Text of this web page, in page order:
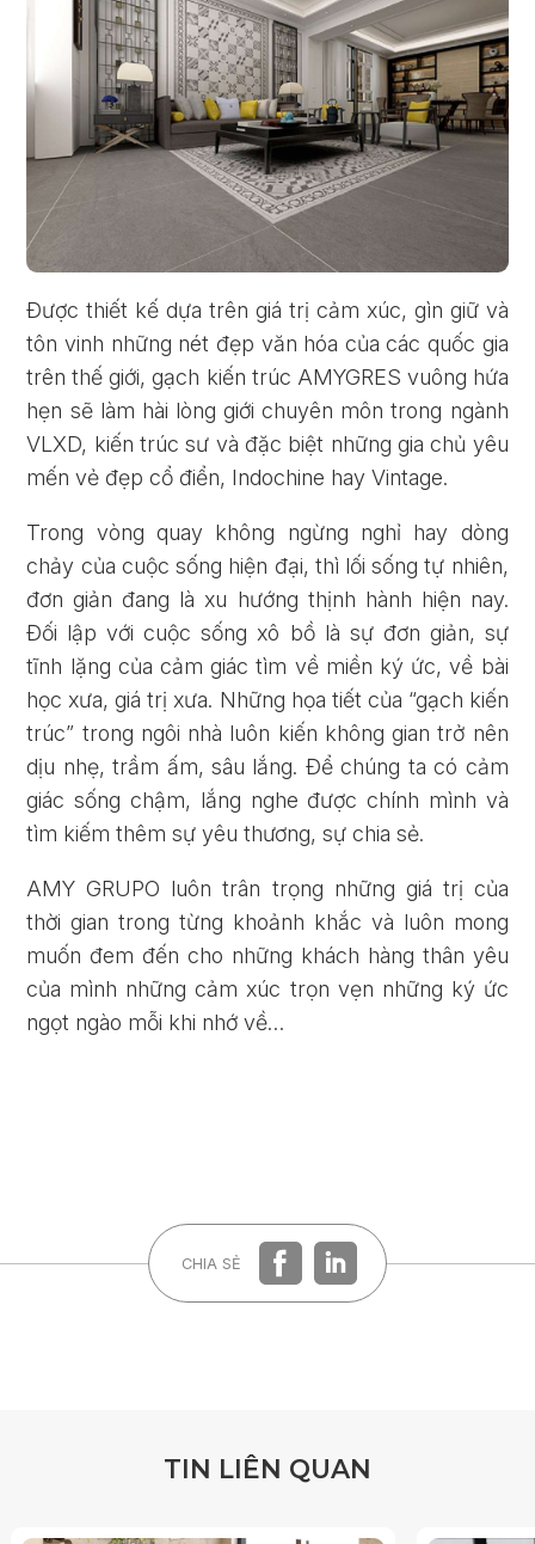
Được thiết kế dựa trên giá trị cảm xúc, gìn giữ và
tôn vinh những nét đẹp văn hóa của các quốc gia
trên thế giới, gạch kiến trúc AMYGRES vuông hứa
hẹn sẽ làm hài lòng giới chuyên môn trong ngành
VLXD, kiến trúc sư và đặc biệt những gia chủ yêu
mến vẻ đẹp cổ điển, Indochine hay Vintage.
Trong vòng quay không ngừng nghỉ hay dòng
chảy của cuộc sống hiện đại, thì lối sống tự nhiên,
đơn giản đang là xu hướng thịnh hành hiện nay.
Đối lập với cuộc sống xô bồ là sự đơn giản, sự
tĩnh lặng của cảm giác tìm về miền ký ức, về bài
học xưa, giá trị xưa. Những họa tiết của “gạch kiến
trúc” trong ngôi nhà luôn kiến không gian trở nên
dịu nhẹ, trầm ấm, sâu lắng. Để chúng ta có cảm
giác sống chậm, lắng nghe được chính mình và
tìm kiếm thêm sự yêu thương, sự chia sẻ.
AMY GRUPO luôn trân trọng những giá trị của
thời gian trong từng khoảnh khắc và luôn mong
muốn đem đến cho những khách hàng thân yêu
của mình những cảm xúc trọn vẹn những ký ức
ngọt ngào mỗi khi nhớ về…
CHIA SẺ
TIN LIÊN QUAN